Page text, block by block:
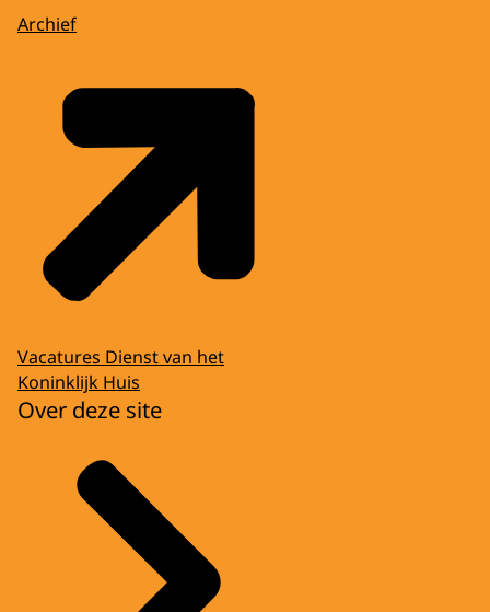
Archief
Vacatures Dienst van het
Koninklijk Huis
Over deze site